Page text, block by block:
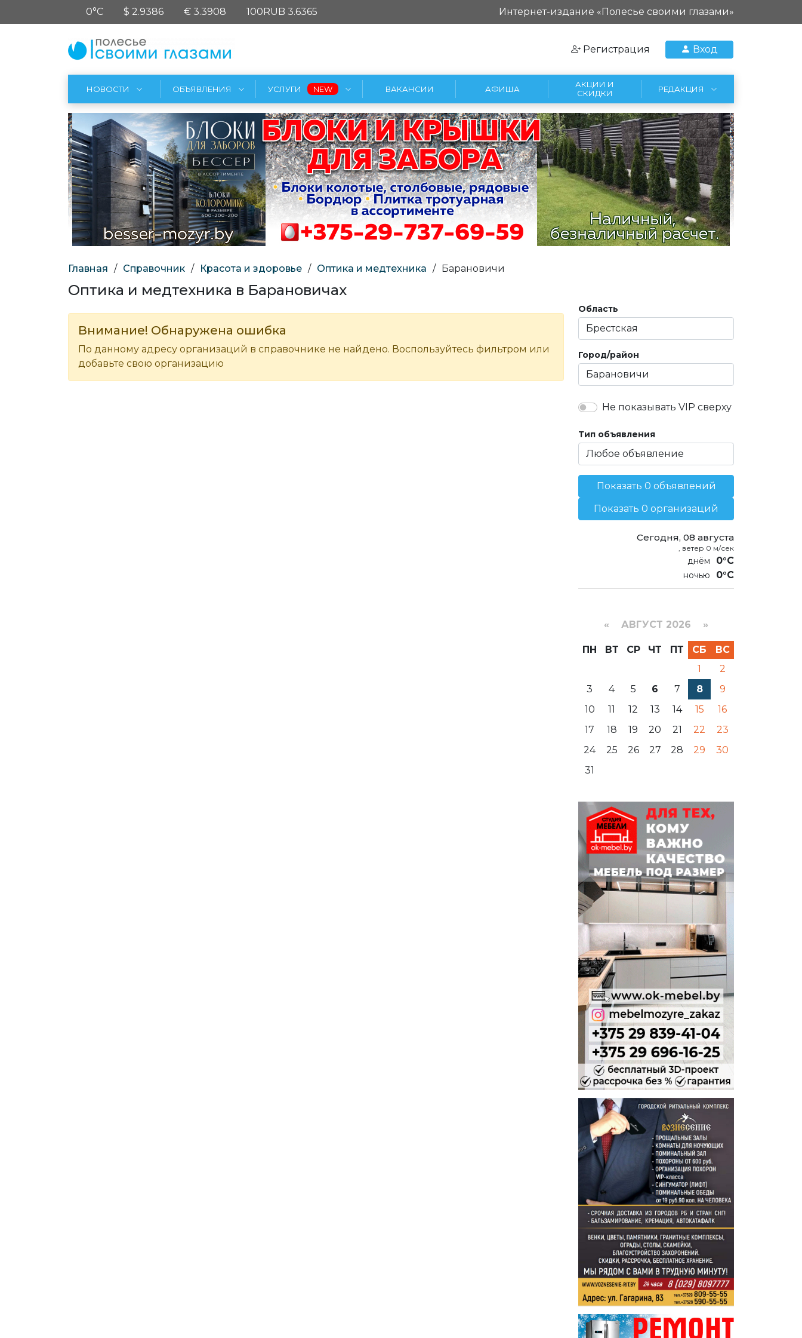
0°C $ 2.9386 € 3.3908 100RUB 3.6365 Интернет-издание «Полесье своими глазами»
Регистрация Вход
НОВОСТИ ОБЪЯВЛЕНИЯ УСЛУГИ ВАКАНСИИ АФИША
АКЦИИ И
СКИДКИ
РЕДАКЦИЯ
Главная / Справочник / Красота и здоровье / Оптика и медтехника / Барановичи
Оптика и медтехника в Барановичах
Внимание! Обнаружена ошибка
По данному адресу организаций в справочнике не найдено. Воспользуйтесь фильтром или
добавьте свою организацию
Область
Город/район
Не показывать VIP сверху
Тип объявления
Показать 0 объявлений
Показать 0 организаций
Сегодня, 08 августа
, ветер 0 м/сек
0°C
0°C
« АВГУСТ 2026 »
ПН ВТ СР ЧТ ПТ СБ
ВС
1
2
3
4 5 6 7 8
9
10
11 12 13 14 15
16
17
18 19 20 21 22
23
24
25 26 27 28 29
30
31